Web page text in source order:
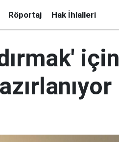
Röportaj Hak İhlalleri
için